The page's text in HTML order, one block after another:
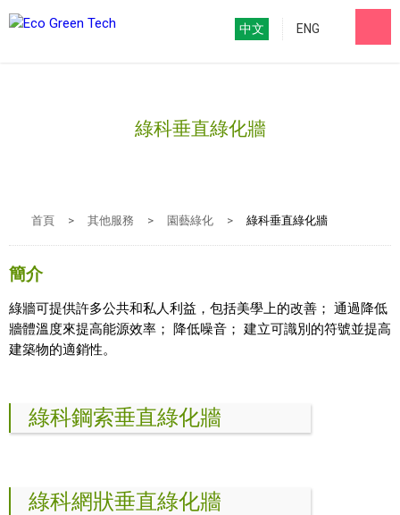
ENG
中文
綠科垂直綠化牆
首頁 > 其他服務 > 園藝綠化 > 綠科垂直綠化牆
簡介
綠牆可提供許多公共和私人利益，包括美學上的改善； 通過降低
牆體溫度來提高能源效率； 降低噪音； 建立可識別的符號並提高
建築物的適銷性。
綠科鋼索垂直綠化牆
綠科網狀垂直綠化牆